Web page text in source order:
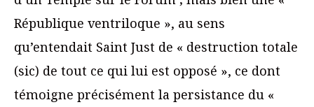
République ventriloque », au sens
qu’entendait Saint Just de « destruction totale
(sic) de tout ce qui lui est opposé », ce dont
témoigne précisément la persistance du «